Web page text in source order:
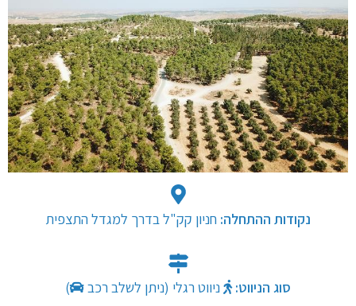
נקודות ההתחלה:
סוג הניווט: ניווט רגלי (ניתן לשלב רכב )